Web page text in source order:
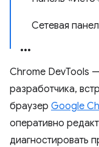
Сетевая
Chrome DevTools
разработчика,
браузер Google
оперативно
диагностировать